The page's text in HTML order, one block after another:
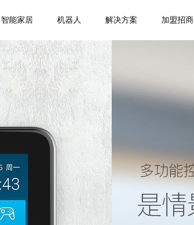
智能家居 机器人 解决方案 加盟招商